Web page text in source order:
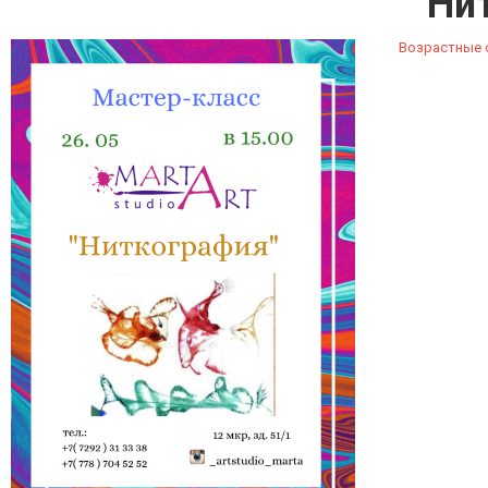
Возрастные